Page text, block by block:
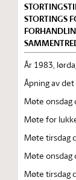
STORTINGS
År 1983,
Åpning av
Møte onsdag
Møte for
Møte tirsdag
Møte onsdag
Møte tirsdag